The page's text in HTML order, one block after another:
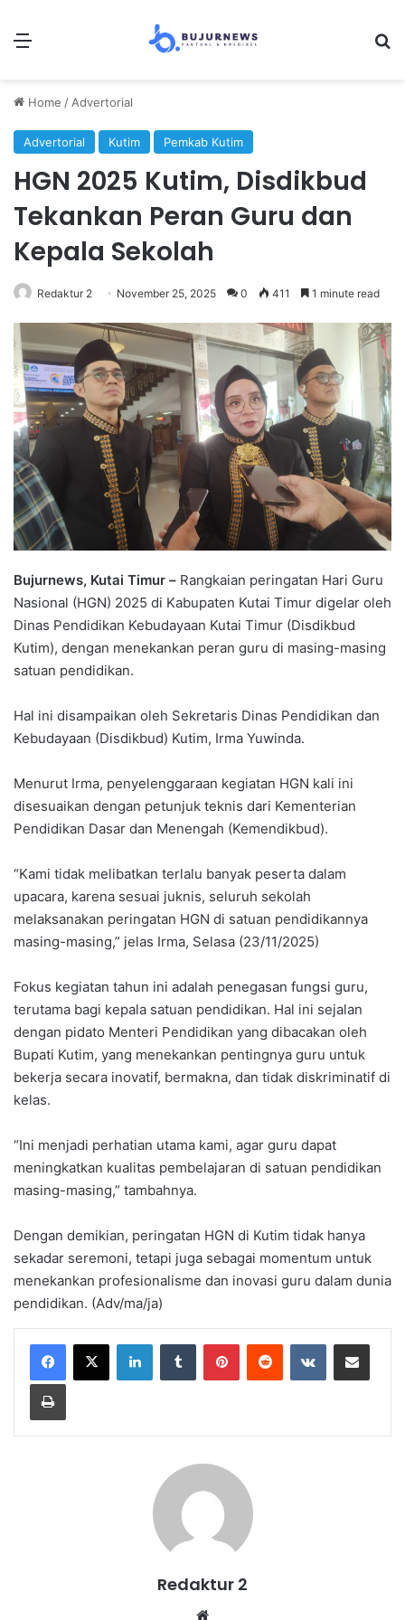
Menu
Home / Advertorial
Advertorial Kutim Pemkab Kutim
HGN 2025 Kutim, Disdikbud
Tekankan Peran Guru dan
Kepala Sekolah
Redaktur 2 November 25, 2025 0 411 1 minute read
Bujurnews, Kutai Timur – Rangkaian peringatan Hari Guru
Nasional (HGN) 2025 di Kabupaten Kutai Timur digelar oleh
Dinas Pendidikan Kebudayaan Kutai Timur (Disdikbud
Kutim), dengan menekankan peran guru di masing-masing
satuan pendidikan.
Hal ini disampaikan oleh Sekretaris Dinas Pendidikan dan
Kebudayaan (Disdikbud) Kutim, Irma Yuwinda.
Menurut Irma, penyelenggaraan kegiatan HGN kali ini
disesuaikan dengan petunjuk teknis dari Kementerian
Pendidikan Dasar dan Menengah (Kemendikbud).
“Kami tidak melibatkan terlalu banyak peserta dalam
upacara, karena sesuai juknis, seluruh sekolah
melaksanakan peringatan HGN di satuan pendidikannya
masing-masing,” jelas Irma, Selasa (23/11/2025)
Fokus kegiatan tahun ini adalah penegasan fungsi guru,
terutama bagi kepala satuan pendidikan. Hal ini sejalan
dengan pidato Menteri Pendidikan yang dibacakan oleh
Bupati Kutim, yang menekankan pentingnya guru untuk
bekerja secara inovatif, bermakna, dan tidak diskriminatif di
kelas.
“Ini menjadi perhatian utama kami, agar guru dapat
meningkatkan kualitas pembelajaran di satuan pendidikan
masing-masing,” tambahnya.
Dengan demikian, peringatan HGN di Kutim tidak hanya
sekadar seremoni, tetapi juga sebagai momentum untuk
menekankan profesionalisme dan inovasi guru dalam dunia
pendidikan. (Adv/ma/ja)
LinkedInTumblr PinterestReddit VKontakteShare via Email
Print
Redaktur 2